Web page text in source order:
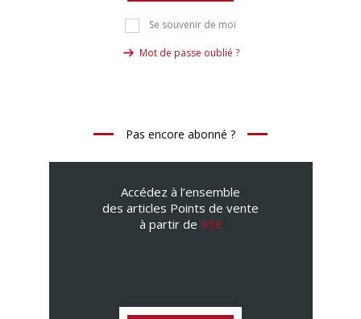
Se souvenir de moi
Mot de passe oublié ?
Pas encore abonné ?
Accédez à l’ensemble
des articles Points de vente
à partir de 95€